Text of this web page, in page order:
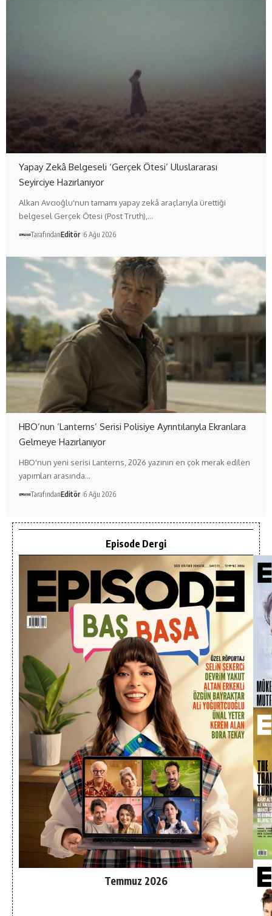
Yapay Zekâ Belgeseli ‘Gerçek Ötesi’ Uluslararası
Seyirciye Hazırlanıyor
Alkan Avcıoğlu'nun tamamı yapay zekâ araçlarıyla ürettiği
belgesel Gerçek Ötesi (Post Truth),…
TarafındanEditör 6 Ağu 2026
HBO’nun ‘Lanterns’ Serisi Polisiye Ayrıntılarıyla Ekranlara
Gelmeye Hazırlanıyor
HBO'nun yeni serisi Lanterns, 2026 yazının en çok merak edilen
yapımları arasında…
TarafındanEditör 6 Ağu 2026
Episode Dergi
Temmuz 2026